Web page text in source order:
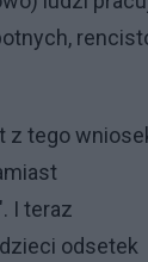
z tego
I teraz
odsetek